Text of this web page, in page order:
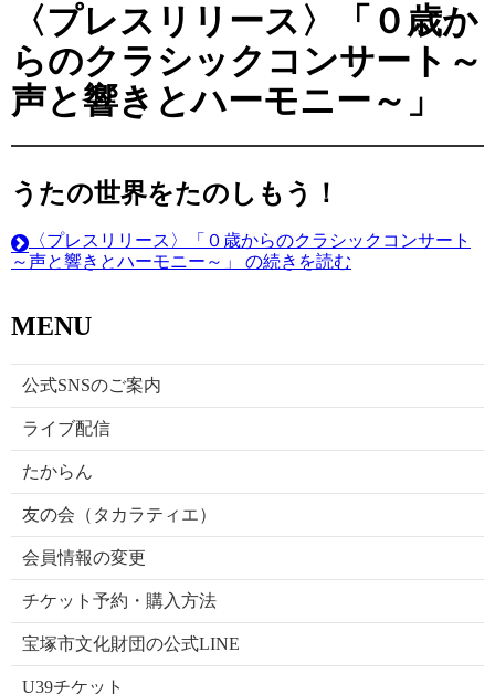
〈プレスリリース〉「０歳か
らのクラシックコンサート～
声と響きとハーモニー～」
うたの世界をたのしもう！
〈プレスリリース〉「０歳からのクラシックコンサート
～声と響きとハーモニー～」 の続きを読む
MENU
公式SNSのご案内
ライブ配信
たからん
友の会（タカラティエ）
会員情報の変更
チケット予約・購入方法
宝塚市文化財団の公式LINE
U39チケット